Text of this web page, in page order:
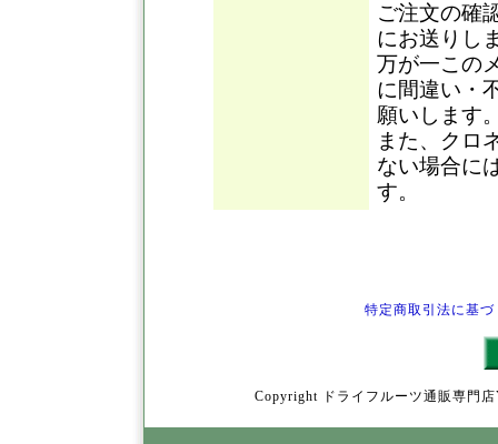
ご注文の確
にお送りし
万が一この
に間違い・
願いします
また、クロ
ない場合に
す。
特定商取引法に基づ
Copyright ドライフルーツ通販専門